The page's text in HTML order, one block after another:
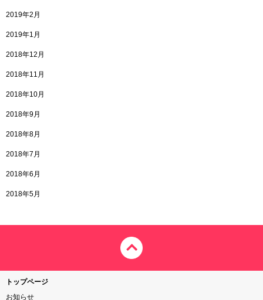
2019年2月
2019年1月
2018年12月
2018年11月
2018年10月
2018年9月
2018年8月
2018年7月
2018年6月
2018年5月
トップページ
お知らせ